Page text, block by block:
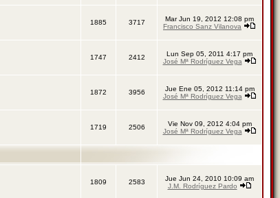
1885 3717
Mar Jun 19, 2012 12:08 pm
Francisco Sanz Vilanova
1747 2412
Lun Sep 05, 2011 4:17 pm
José Mª Rodríguez Vega
1872 3956
Jue Ene 05, 2012 11:14 pm
José Mª Rodríguez Vega
1719 2506
Vie Nov 09, 2012 4:04 pm
José Mª Rodríguez Vega
1809 2583
Jue Jun 24, 2010 10:09 am
J.M. Rodríguez Pardo